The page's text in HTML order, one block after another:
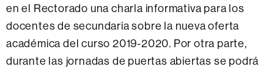
en el Rectorado una charla informativa para los
docentes de secundaria sobre la nueva oferta
académica del curso 2019-2020. Por otra parte,
durante las jornadas de puertas abiertas se podrá